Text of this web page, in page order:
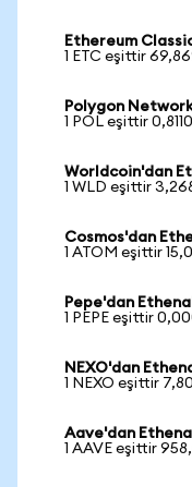
Ethereum
1 ETC eşittir
Polygon
1 POL eşittir
Worldcoin'dan
1 WLD eşittir
Cosmos'dan
1 ATOM eşittir
Pepe'dan
1 PEPE eşittir
NEXO'dan
1 NEXO eşittir
Aave'dan
1 AAVE eşittir